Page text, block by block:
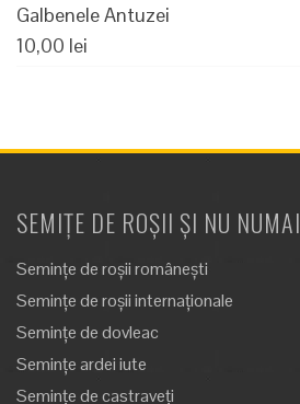
Galbenele Antuzei
10,00 lei
SEMIȚE DE ROȘII ȘI NU NUMAI
Semințe de roșii românești
Semințe de roșii internaționale
Semințe de dovleac
Semințe ardei iute
Semințe de castraveți